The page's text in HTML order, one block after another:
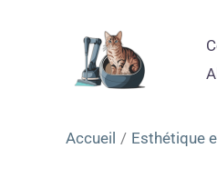
Accueil Esthétique